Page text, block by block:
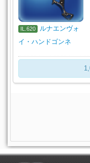
IL.620
ルナエンヴォ
イ・ハンドゴンネ